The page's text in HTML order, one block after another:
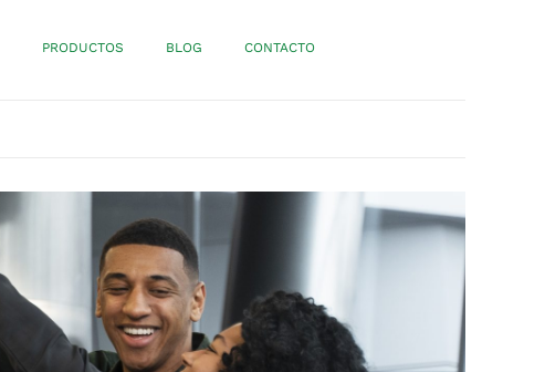
PRODUCTOS BLOG CONTACTO